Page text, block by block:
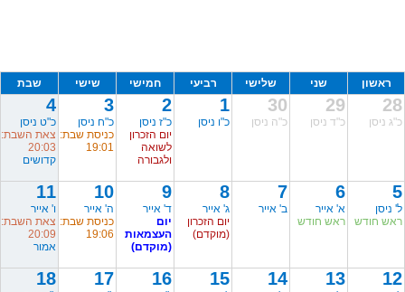
ראשון שני שלישי רביעי חמישי שישי שבת
28
כ"ג ניסן
29
כ"ד ניסן
30
כ"ה ניסן
1
כ"ו ניסן
2
כ"ז ניסן
יום הזכרון
לשואה
ולגבורה
3
כ"ח ניסן
כניסת שבת:
19:01
4
כ"ט ניסן
צאת השבת:
20:03
קדושים
5
ל' ניסן
ראש חודש
6
א' אייר
ראש חודש
7
ב' אייר
8
ג' אייר
יום הזכרון
(מוקדם)
9
ד' אייר
יום
העצמאות
(מוקדם)
10
ה' אייר
כניסת שבת:
19:06
11
ו' אייר
צאת השבת:
20:09
אמור
12
13
14
15
16
17
18